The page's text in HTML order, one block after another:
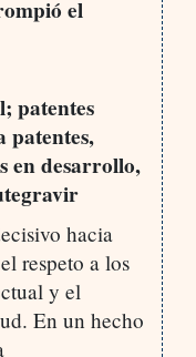
el
patentes
patentes,
en desarrollo,
hacia
respeto a los
y el
En un hecho